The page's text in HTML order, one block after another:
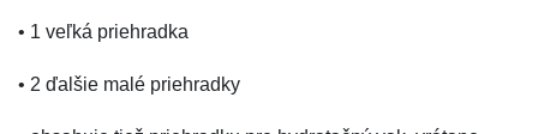
• 1 veľká priehradka
• 2 ďalšie malé priehradky